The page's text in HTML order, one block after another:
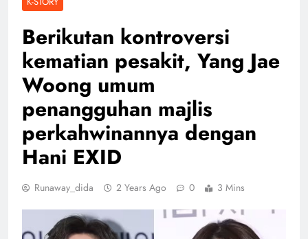
Berikutan kontroversi
kematian pesakit, Yang Jae
Woong umum
penangguhan majlis
perkahwinannya dengan
Hani EXID
Runaway_dida 2 Years Ago 0 3 Mins